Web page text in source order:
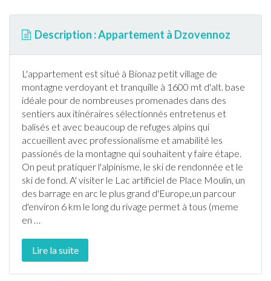
Description : Appartement à Dzovennoz
L'appartement est situé à Bionaz petit village de
montagne verdoyant et tranquille à 1600 mt d'alt. base
idéale pour de nombreuses promenades dans des
sentiers aux itinéraires sélectionnés entretenus et
balisés et avec beaucoup de refuges alpins qui
accueillent avec professionalisme et amabilité les
passionés de la montagne qui souhaitent y faire étape.
On peut pratiquer l'alpinisme, le ski de rendonnée et le
ski de fond. A' visiter le Lac artificiel de Place Moulin, un
des barrage en arc le plus grand d'Europe,un parcour
d'environ 6 km le long du rivage permet à tous (meme
en …
Lire la suite